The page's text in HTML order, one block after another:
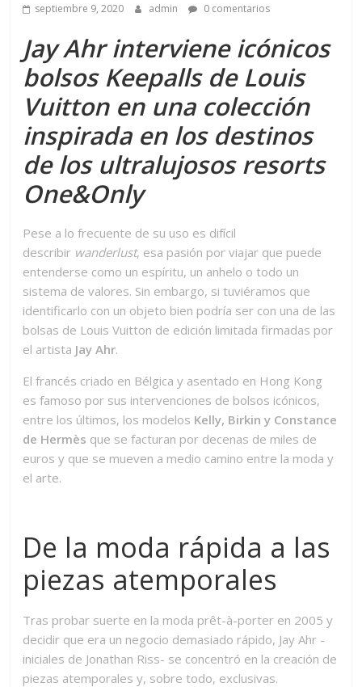
septiembre 9, 2020 admin 0 comentarios
Jay Ahr interviene icónicos
bolsos Keepalls de Louis
Vuitton en una colección
inspirada en los destinos
de los ultralujosos resorts
One&Only
Pese a lo frecuente de su uso es difícil
describir wanderlust, esa pasión por viajar que puede
entenderse como un espíritu, un anhelo o todo un
sistema de valores. Sin embargo, si tuviéramos que
identificarlo con un objeto bien podría ser con una de las
bolsas de Louis Vuitton de edición limitada firmadas por
el artista Jay Ahr.
El francés criado en Bélgica y asentado en Hong Kong
es famoso por sus intervenciones de bolsos icónicos,
entre los últimos, los modelos Kelly, Birkin y Constance
de Hermès que se facturan por decenas de miles de
euros y que se mueven a medio camino entre la moda y
el arte.
De la moda rápida a las
piezas atemporales
Tras probar suerte en la moda prêt-à-porter en 2005 y
decidir que era un negocio demasiado rápido, Jay Ahr -
iniciales de Jonathan Riss- se concentró en la creación de
piezas atemporales y, sobre todo, exclusivas.